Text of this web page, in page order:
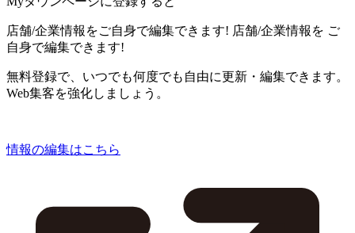
店舗/企業情報をご自身で編集できます! 店舗/企業情報を ご
自身で編集できます!
無料登録で、いつでも何度でも自由に更新・編集できます。
Web集客を強化しましょう。
情報の編集はこちら